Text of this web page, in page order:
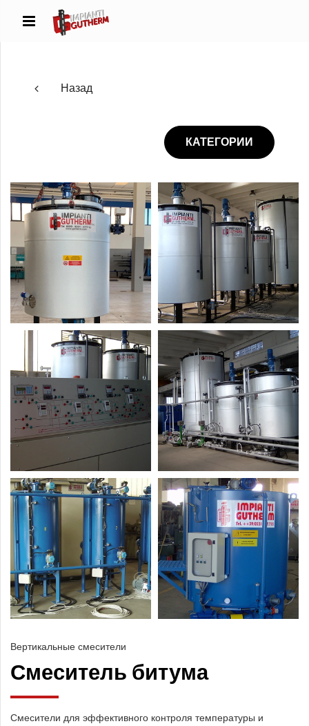
Назад
КАТЕГОРИИ
Вертикальные смесители
Смеситель битума
Смесители для эффективного контроля температуры и